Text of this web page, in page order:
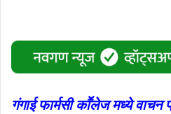
गंगाई फार्मसी काॕलेज मध्ये वाचन